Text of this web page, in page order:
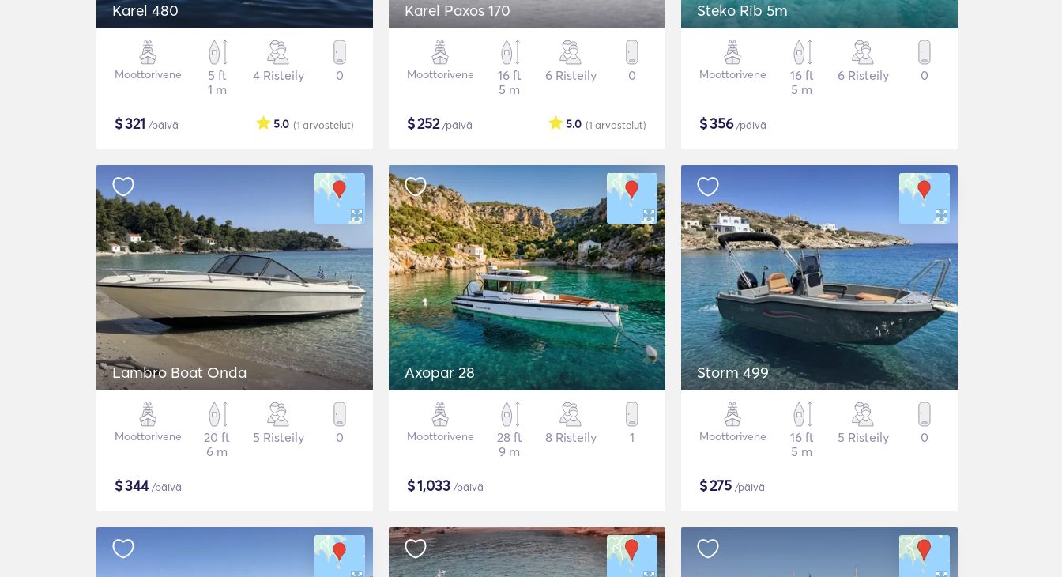
Karel 480
Moottorivene
5 ft
1 m
4 Risteily 0
$321 /päivä (1 arvostelut)
5.0
Karel Paxos 170
Moottorivene
16 ft
5 m
6 Risteily 0
$252/päivä (1 arvostelut)
5.0
Steko Rib 5m
Moottorivene
16 ft
5 m
6 Risteily 0
$356/päivä
Lambro Boat Onda
Moottorivene
20 ft
6 m
5 Risteily 0
$344/päivä
Axopar 28
Moottorivene
28 ft
9 m
8 Risteily 1
$1,033 /päivä
Storm 499
Moottorivene
16 ft
5 m
5 Risteily 0
$275 /päivä